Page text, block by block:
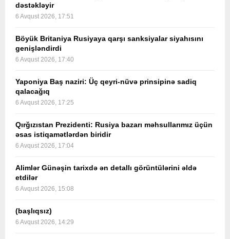
dəstəkləyir
6 Avqust 2026, 17:51
Böyük Britaniya Rusiyaya qarşı sanksiyalar siyahısını
genişləndirdi
6 Avqust 2026, 17:40
Yaponiya Baş naziri: Üç qeyri-nüvə prinsipinə sadiq
qalacağıq
6 Avqust 2026, 17:25
Qırğızıstan Prezidenti: Rusiya bazarı məhsullarımız üçün
əsas istiqamətlərdən biridir
6 Avqust 2026, 17:04
Alimlər Günəşin tarixdə ən detallı görüntülərini əldə
etdilər
6 Avqust 2026, 15:08
(başlıqsız)
6 Avqust 2026, 14:29